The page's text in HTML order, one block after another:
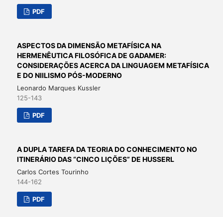
PDF
ASPECTOS DA DIMENSÃO METAFÍSICA NA
HERMENÊUTICA FILOSÓFICA DE GADAMER:
CONSIDERAÇÕES ACERCA DA LINGUAGEM METAFÍSICA
E DO NIILISMO PÓS-MODERNO
Leonardo Marques Kussler
125-143
PDF
A DUPLA TAREFA DA TEORIA DO CONHECIMENTO NO
ITINERÁRIO DAS “CINCO LIÇÕES” DE HUSSERL
Carlos Cortes Tourinho
144-162
PDF